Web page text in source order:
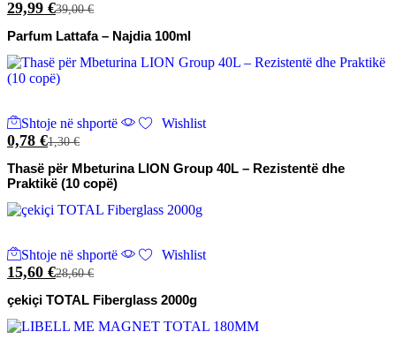
29,99 €39,00€
Parfum Lattafa – Najdia 100ml
Shtoje në shportë Wishlist
0,78 €1,30€
Thasë për Mbeturina LION Group 40L – Rezistentë dhe
Praktikë (10 copë)
Shtoje në shportë Wishlist
15,60 €28,60€
çekiçi TOTAL Fiberglass 2000g